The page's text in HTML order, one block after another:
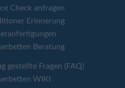
Check anfragen
Erinnerung
Beratung
gestellte Fragen (FAQ)
WIKI